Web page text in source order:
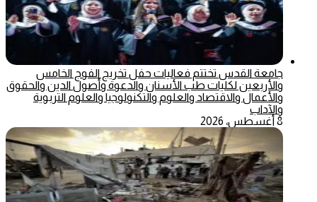
جامعة القدس تختتم فعاليات حفل تخريج الفوج الخامس
والأربعين لكليات طب الأسنان والدعوة وأصول الدين والحقوق
والأعمال والاقتصاد والعلوم والتكنولوجيا والعلوم التربوية
والآداب
8 أغسطس، 2026